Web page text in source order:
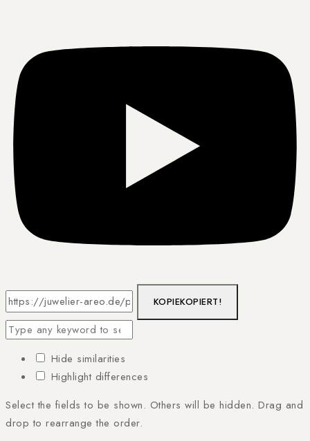
KOPIEKOPIERT!
Hide similarities
Highlight differences
Select the fields to be shown. Others will be hidden. Drag and
drop to rearrange the order.